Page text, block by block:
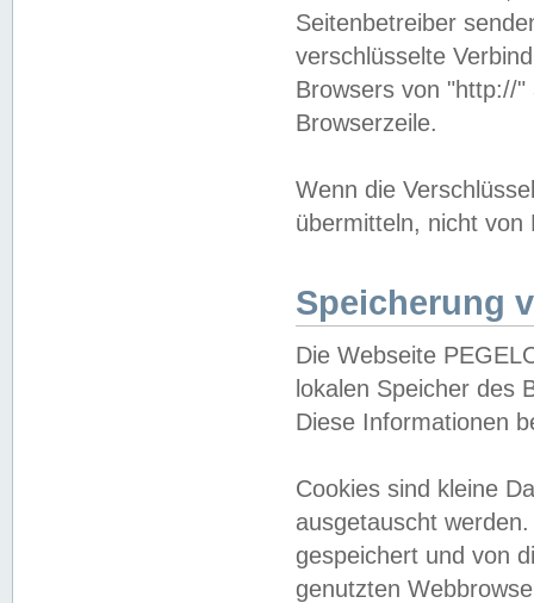
Seitenbetreiber
verschlüsselte
Browsers von "http://
Browserzeile.
Wenn die
übermitteln, nicht von
Speicherung
Die Webseite
lokalen Speicher des
Diese Informationen
Cookies sind kleine
ausgetauscht
gespeichert und von
genutzten